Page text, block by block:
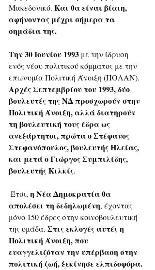
Μακεδονικό. Και θα είναι βίαιη,
αφήνοντας μέχρι σήμερα τα
σημάδια της.
Την 30 Ιουνίου 1993 με την ίδρυση
ενός νέου πολιτικού κόμματος με την
επωνυμία Πολιτική Άνοιξη (ΠΟΛΑΝ).
Αρχές Σεπτεμβρίου του 1993, δύο
βουλευτές της ΝΔ προσχωρούν στην
Πολιτική Άνοιξη, αλλά διατηρούν
τη βουλευτική τους έδρα ως
ανεξάρτητοι, πρώτα ο Στέφανος
Στεφανόπουλος, βουλευτής Ηλείας,
και μετά ο Γιώργος Συμπιλίδης,
βουλευτής Κιλκίς.
Έτσι, η Νέα Δημοκρατία θα
απολέσει τη δεδηλωμένη, έχοντας
μόνο 150 έδρες στην κοινοβουλευτική
της ομάδα. Στις εκλογές αυτές η
Πολιτική Άνοιξη, που
ευαγγελιζόταν την υπέρβαση στην
πολιτική ζωή, ξεκίνησε ελπιδοφόρα.